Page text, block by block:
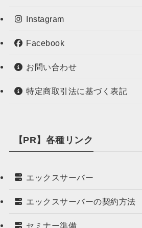
Instagram
Facebook
お問い合わせ
特定商取引法に基づく表記
【PR】各種リンク
エックスサーバー
エックスサーバーの契約方法
セミナー準備